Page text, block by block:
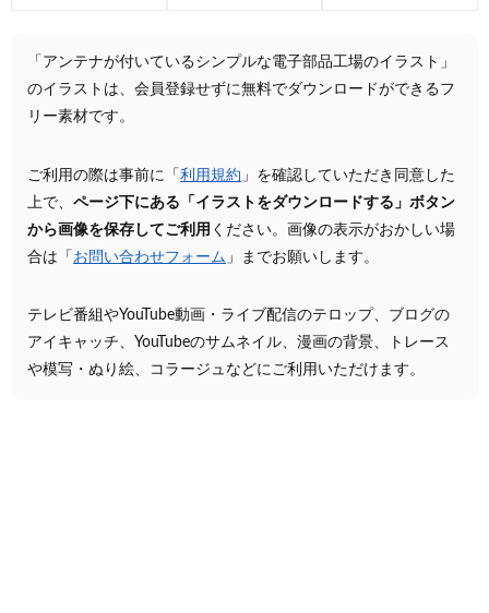
「アンテナが付いているシンプルな電子部品工場のイラスト」
のイラストは、会員登録せずに無料でダウンロードができるフ
リー素材です。
ご利用の際は事前に「 利用規約 」を確認していただき同意した
上で、 ページ下にある「イラストをダウンロードする」ボタン
から画像を保存してご利用 ください。画像の表示がおかしい場
合は「 お問い合わせフォーム 」までお願いします。
テレビ番組やYouTube動画・ライブ配信のテロップ、ブログの
アイキャッチ、YouTubeのサムネイル、漫画の背景、トレース
や模写・ぬり絵、コラージュなどにご利用いただけます。